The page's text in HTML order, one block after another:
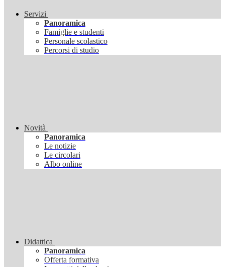
Servizi
Panoramica
Famiglie e studenti
Personale scolastico
Percorsi di studio
Novità
Panoramica
Le notizie
Le circolari
Albo online
Didattica
Panoramica
Offerta formativa